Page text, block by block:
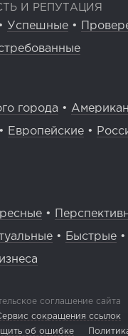
И РЕПУТАЦИЯ
Успешные •
города •
• Европейские •
•
• Быстрые •
соглашение сайта
сокращения ссылок
об ошибке